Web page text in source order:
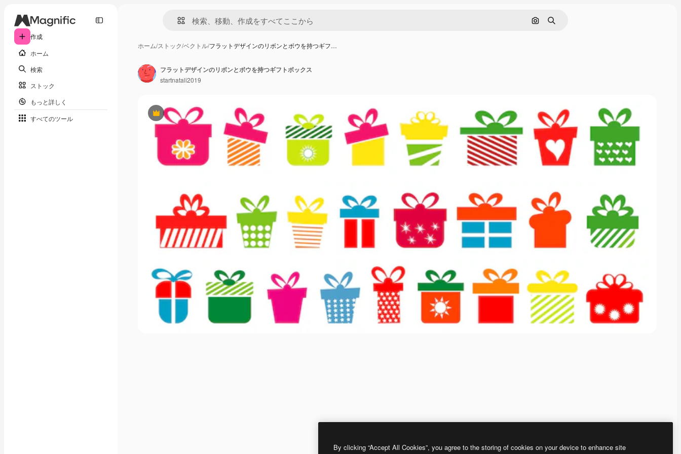
作成
ホーム
検索
ストック
もっと詳しく
すべてのツール
画像で検索
検索
ホーム/ストック/ベクトル/フラットデザインのリボンとボウを持つギフ…
Premium
フラットデザインのリボンとボウを持つギフトボックス
startnatali2019
By clicking “Accept All Cookies”, you agree to the storing of cookies on your device to enhance site